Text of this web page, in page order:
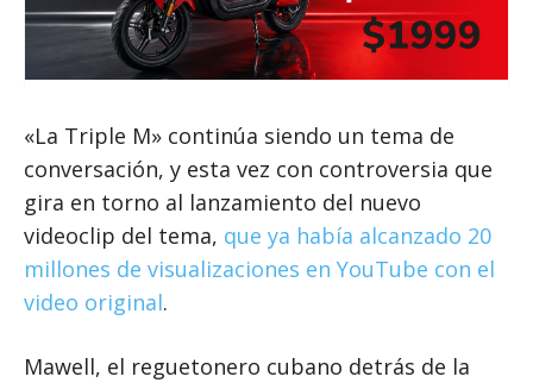
«La Triple M» continúa siendo un tema de
conversación, y esta vez con controversia que
gira en torno al lanzamiento del nuevo
videoclip del tema, que ya había alcanzado 20
millones de visualizaciones en YouTube con el
video original.
Mawell, el reguetonero cubano detrás de la